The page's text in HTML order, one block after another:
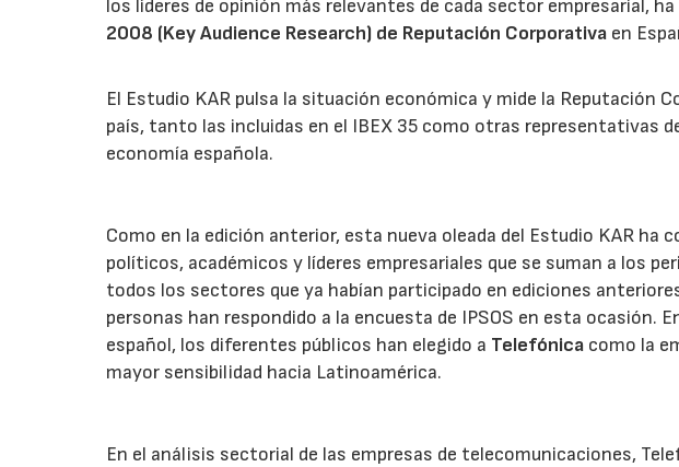
los líderes de opinión más relevantes de cada sector empresarial,
2008 (Key Audience Research) de Reputación Corporativa en
El Estudio KAR pulsa la situación económica y mide la Reputación
país, tanto las incluidas en el IBEX 35 como otras representativas
economía española.
Como en la edición anterior, esta nueva oleada del Estudio KAR ha
políticos, académicos y líderes empresariales que se suman a los
todos los sectores que ya habían participado en ediciones
personas han respondido a la encuesta de IPSOS en esta ocasión.
español, los diferentes públicos han elegido a Telefónica como la
mayor sensibilidad hacia Latinoamérica.
En el análisis sectorial de las empresas de telecomunicaciones,